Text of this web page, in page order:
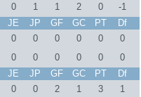
0 1 1 2 0
-1
JE JP GF GC PT
Df
0 0 0 0 0
0
0 0 0 0 0
0
JE JP GF GC PT
Df
0 0 2 1 3
1